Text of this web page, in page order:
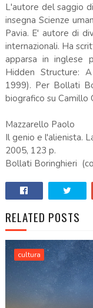
L'autore del saggio
insegna Scienze
Pavia. E' autore di
internazionali. Ha
apparsa in inglese
Hidden Structure:
1999). Per Bollati
biografico su Camillo
Mazzarello Paolo
Il genio e l'alienista.
2005, 123 p.
Bollati Boringhieri
RELATED POSTS
cultura